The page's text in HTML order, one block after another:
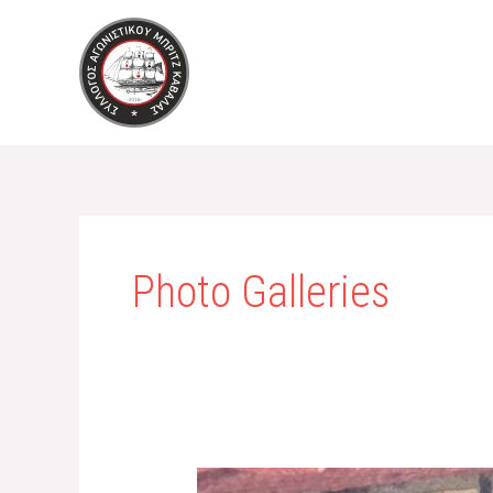
περιεχόμενο
Photo Galleries
Εκδρομικό